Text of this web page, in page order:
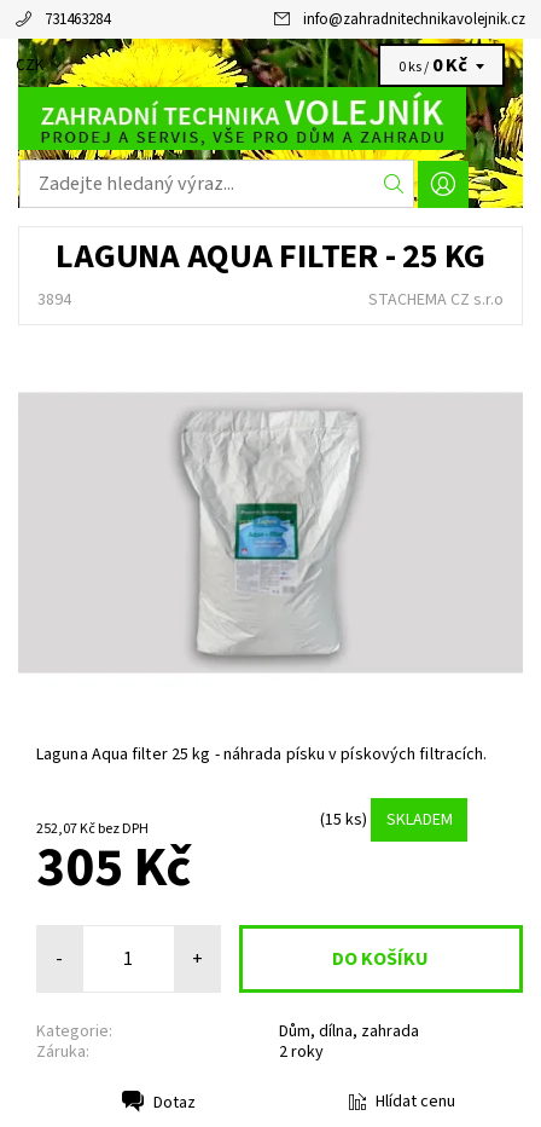
731463284 info@zahradnitechnikavolejnik.cz
CZK 0 ks / 0 Kč
LAGUNA AQUA FILTER - 25 KG
3894 STACHEMA CZ s.r.o
Laguna Aqua filter 25 kg - náhrada písku v pískových filtracích.
252,07 Kč bez DPH (15 ks) SKLADEM
305 Kč
- +
Kategorie:
Dům, dílna, zahrada
Záruka:
2 roky
Dotaz
Hlídat cenu